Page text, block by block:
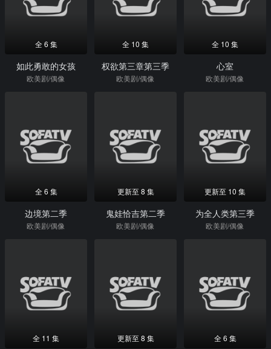
全 6 集
如此勇敢的女孩
欧美剧/偶像
全 10 集
权欲第三章第三季
欧美剧/偶像
全 10 集
心室
欧美剧/偶像
全 6 集
边境第二季
欧美剧/偶像
更新至 8 集
鬼娃恰吉第二季
欧美剧/偶像
更新至 10 集
为全人类第三季
欧美剧/偶像
全 11 集 更新至 8 集 全 6 集